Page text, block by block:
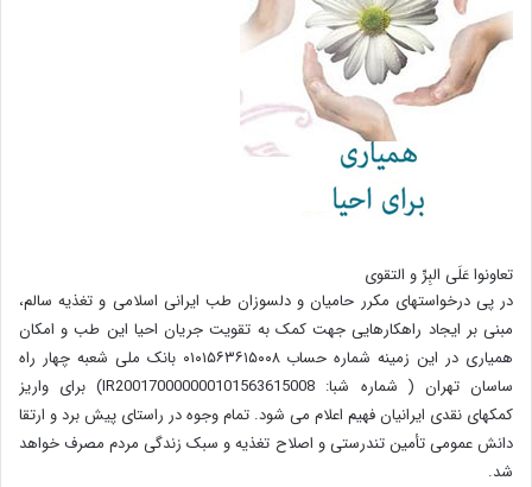
تعاونوا عَلَی البِرِّ و التقوی
در پی درخواستهای مکرر حامیان و دلسوزان طب ایرانی اسلامی و تغذیه سالم،
مبنی بر ایجاد راهکارهایی جهت کمک به تقویت جریان احیا این طب و امکان
همیاری در این زمینه شماره حساب ۰۱۰۱۵۶۳۶۱۵۰۰۸ بانک ملی شعبه چهار راه
ساسان تهران ( شماره شبا: IR200170000000101563615008) برای واریز
کمکهای نقدی ایرانیان فهیم اعلام می شود. تمام وجوه در راستای پیش برد و ارتقا
دانش عمومی تأمین تندرستی و اصلاح تغذیه و سبک زندگی مردم مصرف خواهد
شد.